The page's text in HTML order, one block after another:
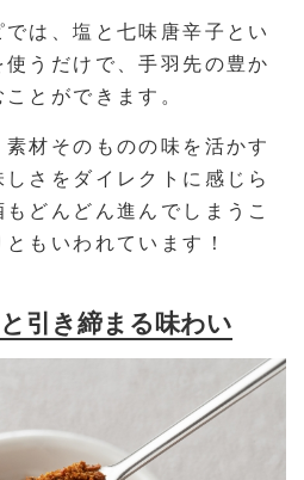
は、塩と七味唐辛子とい
うだけで、手羽先の豊か
とができます。
材そのものの味を活かす
さをダイレクトに感じら
どんどん進んでしまうこ
もいわれています！
引き締まる味わい